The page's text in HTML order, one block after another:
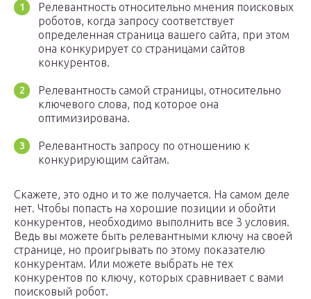
Релевантность относительно мнения поисковых
роботов, когда запросу соответствует
определенная страница вашего сайта, при этом
она конкурирует со страницами сайтов
конкурентов.
Релевантность самой страницы, относительно
ключевого слова, под которое она
оптимизирована.
Релевантность запросу по отношению к
конкурирующим сайтам.
Скажете, это одно и то же получается. На самом деле
нет. Чтобы попасть на хорошие позиции и обойти
конкурентов, необходимо выполнить все 3 условия.
Ведь вы можете быть релевантными ключу на своей
странице, но проигрывать по этому показателю
конкурентам. Или можете выбрать не тех
конкурентов по ключу, которых сравнивает с вами
поисковый робот.